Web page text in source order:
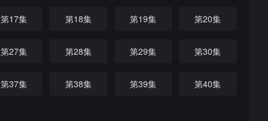
第17集 第18集 第19集 第20集
第27集 第28集 第29集 第30集
第37集 第38集 第39集 第40集